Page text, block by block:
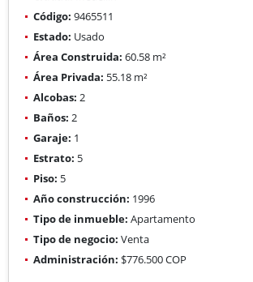
Código: 9465511
Estado: Usado
Área Construida: 60.58 m²
Área Privada: 55.18 m²
Alcobas: 2
Baños: 2
Garaje: 1
Estrato: 5
Piso: 5
Año construcción: 1996
Tipo de inmueble: Apartamento
Tipo de negocio: Venta
Administración: $776.500 COP